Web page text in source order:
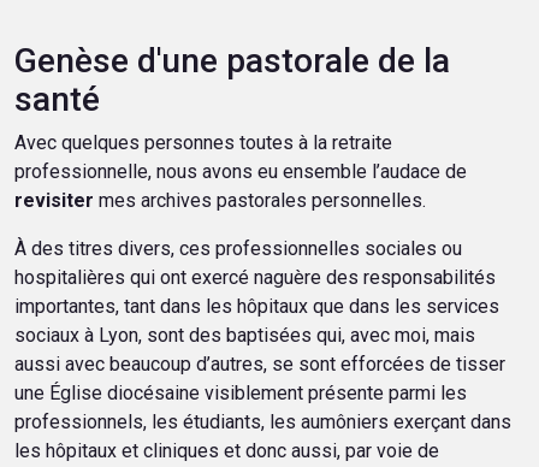
Genèse d'une pastorale de la
santé
Avec quelques personnes toutes à la retraite
professionnelle, nous avons eu ensemble l’audace de
revisiter mes archives pastorales personnelles.
À des titres divers, ces professionnelles sociales ou
hospitalières qui ont exercé naguère des responsabilités
importantes, tant dans les hôpitaux que dans les services
sociaux à Lyon, sont des baptisées qui, avec moi, mais
aussi avec beaucoup d’autres, se sont efforcées de tisser
une Église diocésaine visiblement présente parmi les
professionnels, les étudiants, les aumôniers exerçant dans
les hôpitaux et cliniques et donc aussi, par voie de